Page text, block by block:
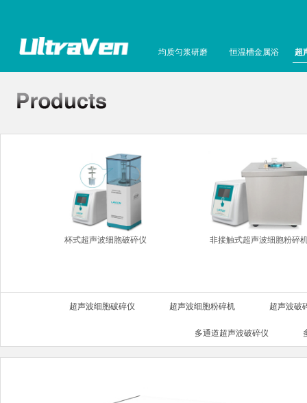
均质匀浆研磨 恒温槽金属浴 超
杯式超声波细胞破碎仪 非接触式超声波细胞粉碎
超声波细胞破碎仪 超声波细胞粉碎机 超声波破
多通道超声波破碎仪